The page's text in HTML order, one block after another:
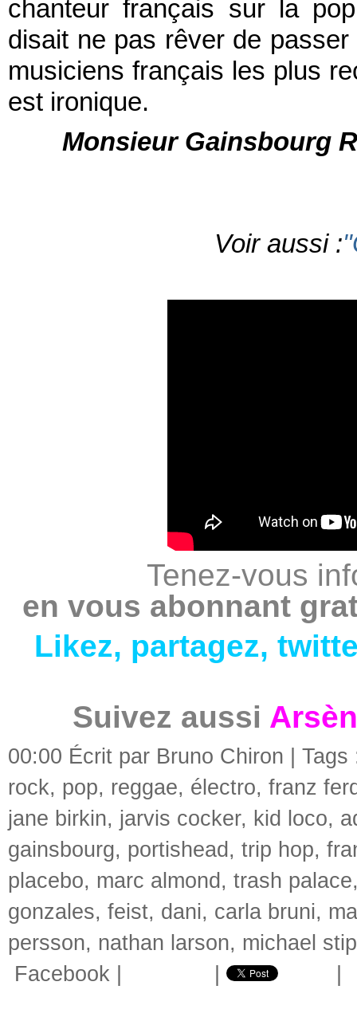
chanteur français sur la
disait ne pas rêver de passer
musiciens français les plus
est ironique.
Monsieur Gainsbourg
Voir aussi :
Tenez-vous
en vous abonnant
Likez, partagez,
Suivez aussi
00:00 Écrit par Bruno Chiron |
rock, pop, reggae, électro, franz
jane birkin, jarvis cocker, kid loco,
gainsbourg, portishead , trip hop,
placebo, marc almond , trash palace
gonzales, feist, dani, carla bruni,
persson, nathan larson, michael
Facebook